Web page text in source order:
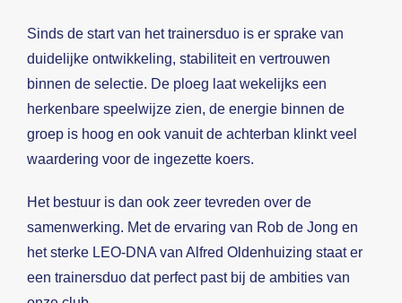
Sinds de start van het trainersduo is er sprake van
duidelijke ontwikkeling, stabiliteit en vertrouwen
binnen de selectie. De ploeg laat wekelijks een
herkenbare speelwijze zien, de energie binnen de
groep is hoog en ook vanuit de achterban klinkt veel
waardering voor de ingezette koers.
Het bestuur is dan ook zeer tevreden over de
samenwerking. Met de ervaring van Rob de Jong en
het sterke LEO-DNA van Alfred Oldenhuizing staat er
een trainersduo dat perfect past bij de ambities van